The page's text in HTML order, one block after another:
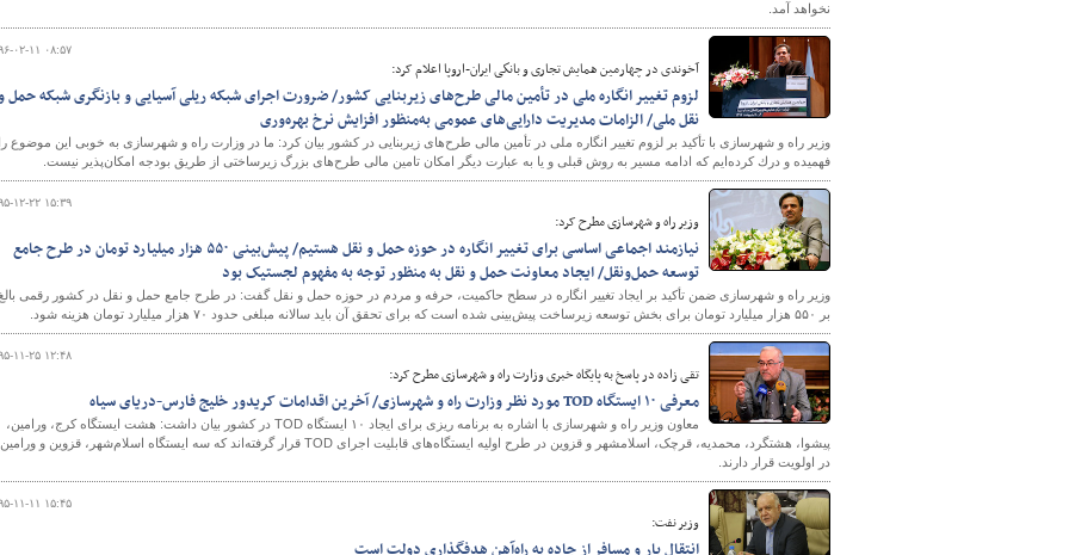
نخواهد آمد.
۱۳۹۶-۰۲-۱۱
آخوندی در چهارمین همایش تجاری و بانكی ایران-اروپا اعلام کرد:
لزوم تغییر انگاره ملی در تأمین مالی طرح‌های زیربنایی کشور/ ضرورت اجرای شبکه ریلی آسیایی و بازنگری شبکه حمل
نقل ملی/ الزامات مدیریت دارایی‌های عمومی به‌منظور افزایش نرخ بهره‌وری
وزیر راه و شهرسازی با تأکید بر لزوم تغییر انگاره ملی در تأمین مالی طرح‌های زیربنایی در کشور بیان کرد: ما در وزارت راه و شهرسازی به خوبی این موضوع را
فهمیده و درك كرده‌ایم كه ادامه مسیر به روش قبلی و یا به عبارت دیگر امكان تامین مالی طرح‌های بزرگ زیرساختی از طریق بودجه امكان‌پذیر نیست.
۱۳۹۵-۱۲-۲۲
وزیر راه و شهرسازی مطرح کرد:
نيازمند اجماعی اساسی برای تغییر انگاره در حوزه حمل و نقل هستيم/ پيش‌بينی ۵۵۰ هزار میلیارد تومان در طرح جامع
توسعه حمل‌‌ونقل/ ایجاد معاونت حمل و نقل به منظور توجه به مفهوم لجستیک بود
وزیر راه و شهرسازی ضمن تأکید بر ایجاد تغییر انگاره در سطح حاکمیت، حرفه و مردم در حوزه حمل و نقل گفت: در طرح جامع حمل و نقل در کشور رقمی بالغ
بر ۵۵۰ هزار میلیارد تومان برای بخش توسعه زیرساخت پیش‌بینی شده است که برای تحقق آن باید سالانه مبلغی حدود ۷۰ هزار میلیارد تومان هزینه شود.
۱۳۹۵-۱۱-۲۵
تقی زاده در پاسخ به پایگاه خبری وزارت راه و شهرسازی مطرح کرد:
معرفی ۱۰ ایستگاه TOD مورد نظر وزارت راه و شهرسازی/ آخرین اقدامات کریدور خلیج فارس-دریای سیاه
معاون وزیر راه و شهرسازی با اشاره به برنامه ریزی برای ایجاد ۱۰ ایستگاه TOD در کشور بیان داشت: هشت ایستگاه کرج، ورامین،
پیشوا، هشتگرد، محمدیه، قرچک، اسلامشهر و قزوین در طرح اولیه ایستگاه‌های قابلیت اجرای TOD قرار گرفته‌اند که سه ایستگاه اسلام‌شهر، قزوین و ورامین
در اولویت قرار دارند.
۱۳۹۵-۱۱-۱۱
وزیر نفت: